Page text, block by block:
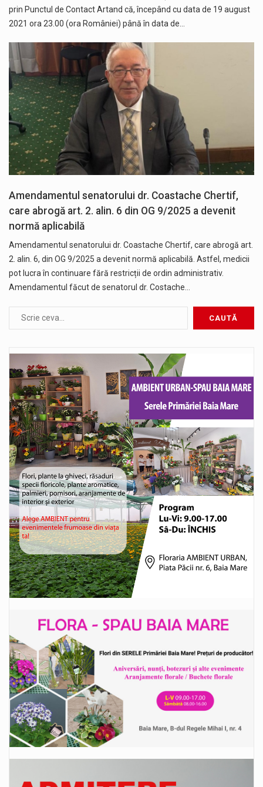
prin Punctul de Contact Artand că, începând cu data de 19 august
2021 ora 23.00 (ora României) până în data de…
Amendamentul senatorului dr. Coastache Chertif,
care abrogă art. 2. alin. 6 din OG 9/2025 a devenit
normă aplicabilă
Amendamentul senatorului dr. Coastache Chertif, care abrogă art.
2. alin. 6, din OG 9/2025 a devenit normă aplicabilă. Astfel, medicii
pot lucra în continuare fără restricții de ordin administrativ.
Amendamentul făcut de senatorul dr. Costache…